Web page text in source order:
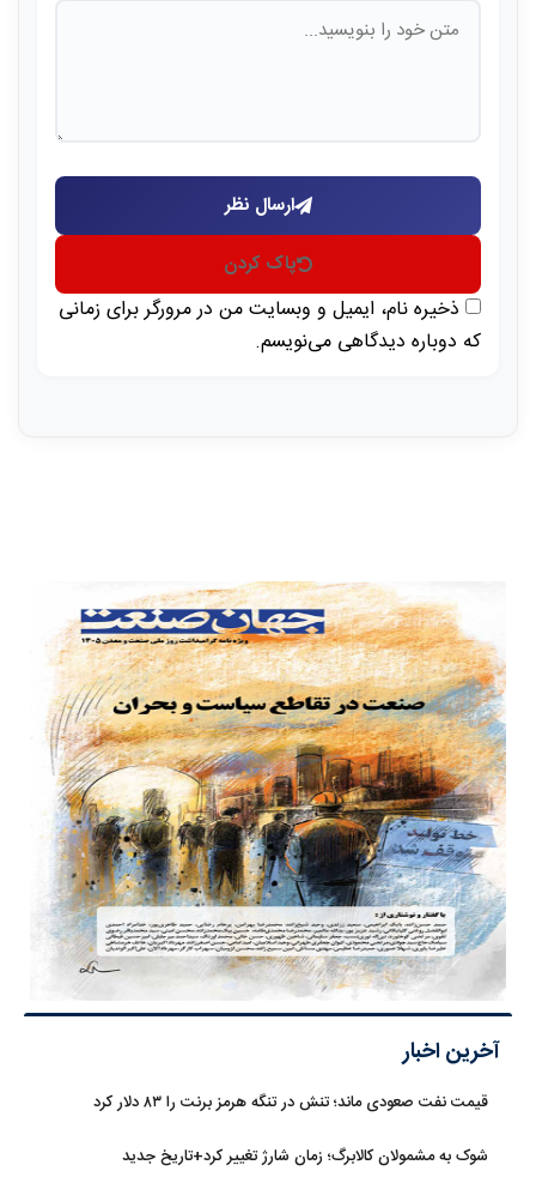
ارسال نظر
پاک کردن
ذخیره نام، ایمیل و وبسایت من در مرورگر برای زمانی
که دوباره دیدگاهی می‌نویسم.
آخرین اخبار
قیمت نفت صعودی ماند؛ تنش در تنگه هرمز برنت را ۸۳ دلار کرد
شوک به مشمولان کالابرگ؛ زمان شارژ تغییر کرد+تاریخ جدید